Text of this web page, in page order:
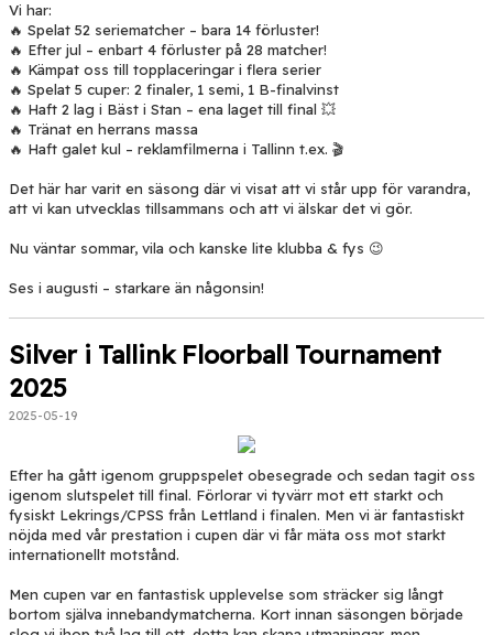
Vi har:
🔥 Spelat 52 seriematcher – bara 14 förluster!
🔥 Efter jul – enbart 4 förluster på 28 matcher!
🔥 Kämpat oss till topplaceringar i flera serier
🔥 Spelat 5 cuper: 2 finaler, 1 semi, 1 B-finalvinst
🔥 Haft 2 lag i Bäst i Stan – ena laget till final 💥
🔥 Tränat en herrans massa
🔥 Haft galet kul – reklamfilmerna i Tallinn t.ex. 🎬
Det här har varit en säsong där vi visat att vi står upp för varandra,
att vi kan utvecklas tillsammans och att vi älskar det vi gör.
Nu väntar sommar, vila och kanske lite klubba & fys 😉
Ses i augusti – starkare än någonsin!
Silver i Tallink Floorball Tournament
2025
2025-05-19
Efter ha gått igenom gruppspelet obesegrade och sedan tagit oss
igenom slutspelet till final. Förlorar vi tyvärr mot ett starkt och
fysiskt Lekrings/CPSS från Lettland i finalen. Men vi är fantastiskt
nöjda med vår prestation i cupen där vi får mäta oss mot starkt
internationellt motstånd.
Men cupen var en fantastisk upplevelse som sträcker sig långt
bortom själva innebandymatcherna. Kort innan säsongen började